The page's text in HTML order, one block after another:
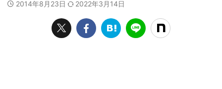
2014年8月23日 2022年3月14日